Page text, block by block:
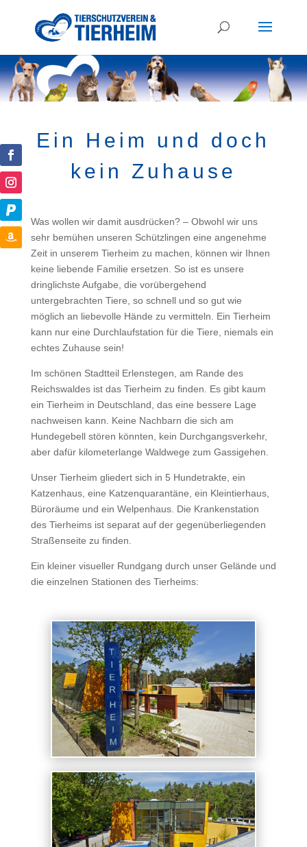
Ein Heim und doch
kein Zuhause
Was wollen wir damit ausdrücken? – Obwohl wir uns
sehr bemühen unseren Schützlingen eine angenehme
Zeit in unserem Tierheim zu machen, können wir Ihnen
keine liebende Familie ersetzen. So ist es unsere
dringlichste Aufgabe, die vorübergehend
untergebrachten Tiere, so schnell und so gut wie
möglich an liebevolle Hände zu vermitteln. Ein Tierheim
kann nur eine Durchlaufstation für die Tiere, niemals ein
echtes Zuhause sein!
Im schönen Stadtteil Erlenstegen, am Rande des
Reichswaldes ist das Tierheim zu finden. Es gibt kaum
ein Tierheim in Deutschland, das eine bessere Lage
nachweisen kann. Keine Nachbarn die sich am
Hundegebell stören könnten, kein Durchgangsverkehr,
aber dafür kilometerlange Waldwege zum Gassigehen.
Unser Tierheim gliedert sich in 5 Hundetrakte, ein
Katzenhaus, eine Katzenquarantäne, ein Kleintierhaus,
Büroräume und ein Welpenhaus. Die Krankenstation
des Tierheims ist separat auf der gegenüberliegenden
Straßenseite zu finden.
Ein kleiner visueller Rundgang durch unser Gelände und
die einzelnen Stationen des Tierheims: